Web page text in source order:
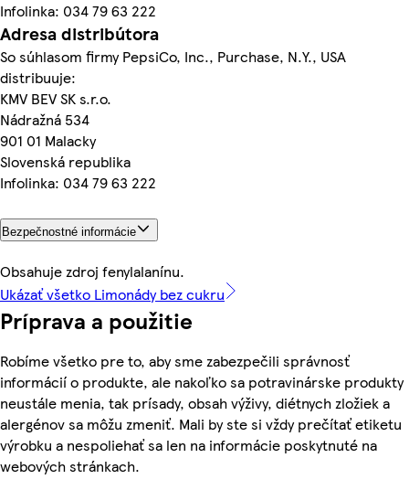
Infolinka: 034 79 63 222
Adresa distribútora
So súhlasom firmy PepsiCo, Inc., Purchase, N.Y., USA
distribuuje:
KMV BEV SK s.r.o.
Nádražná 534
901 01 Malacky
Slovenská republika
Infolinka: 034 79 63 222
Bezpečnostné informácie
Obsahuje zdroj fenylalanínu.
Ukázať všetko Limonády bez cukru
Príprava a použitie
Robíme všetko pre to, aby sme zabezpečili správnosť
informácií o produkte, ale nakoľko sa potravinárske produkty
neustále menia, tak prísady, obsah výživy, diétnych zložiek a
alergénov sa môžu zmeniť. Mali by ste si vždy prečítať etiketu
výrobku a nespoliehať sa len na informácie poskytnuté na
webových stránkach.